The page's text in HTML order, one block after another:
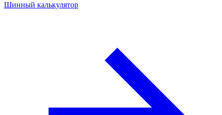
Шинный калькулятор